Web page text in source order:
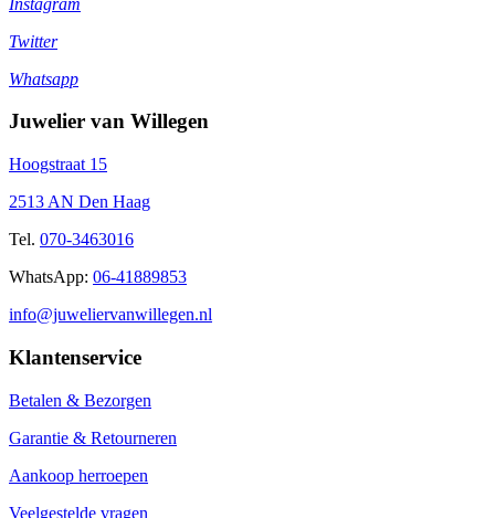
Twitter
Whatsapp
Juwelier van Willegen
Hoogstraat 15
2513 AN Den Haag
Tel. 070-3463016
WhatsApp: 06-41889853
info@juweliervanwillegen.nl
Klantenservice
Betalen & Bezorgen
Garantie & Retourneren
Aankoop herroepen
Veelgestelde vragen